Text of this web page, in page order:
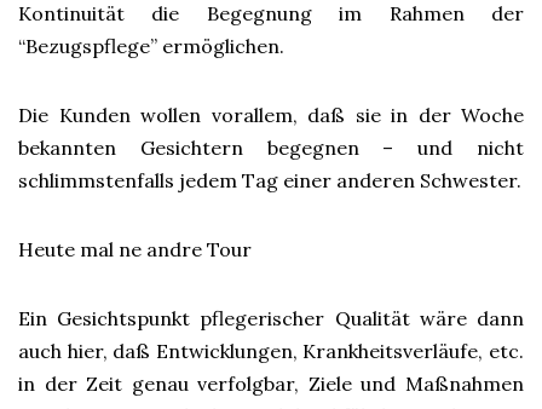
Kontinuität die Begegnung im Rahmen der
“Bezugspflege” ermöglichen.
Die Kunden wollen vorallem, daß sie in der Woche
bekannten Gesichtern begegnen – und nicht
schlimmstenfalls jedem Tag einer anderen Schwester.
Heute mal ne andre Tour
Ein Gesichtspunkt pflegerischer Qualität wäre dann
auch hier, daß Entwicklungen, Krankheitsverläufe, etc.
in der Zeit genau verfolgbar, Ziele und Maßnahmen